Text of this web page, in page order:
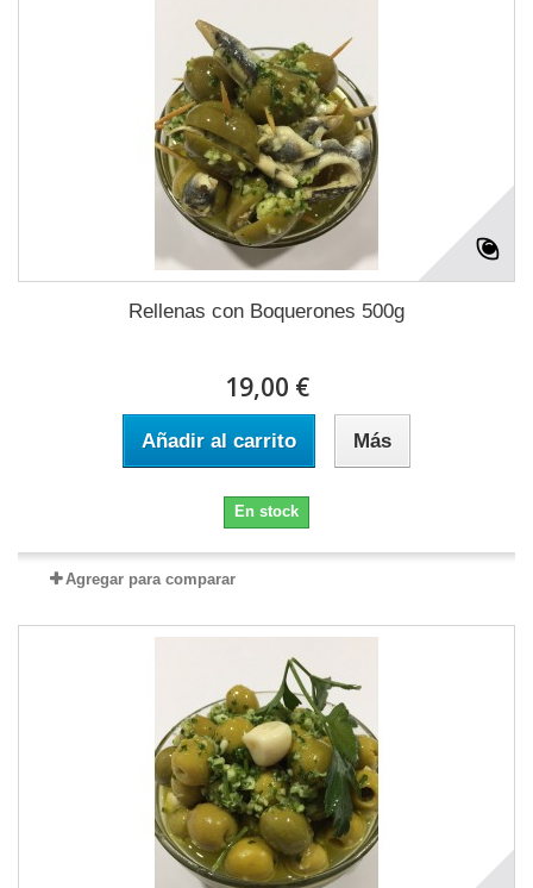
Rellenas con Boquerones 500g
19,00 €
Añadir al carrito Más
En stock
Agregar para comparar